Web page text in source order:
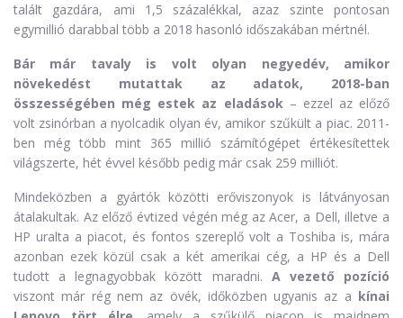
talált gazdára, ami 1,5 százalékkal, azaz szinte pontosan
egymillió darabbal több a 2018 hasonló időszakában mértnél.
Bár már tavaly is volt olyan negyedév, amikor
növekedést mutattak az adatok, 2018-ban
összességében még estek az eladások– ezzel az előző
volt zsinórban a nyolcadik olyan év, amikor szűkült a piac. 2011-
ben még több mint 365 millió számítógépet értékesítettek
világszerte, hét évvel később pedig már csak 259 milliót.
Mindeközben a gyártók közötti erőviszonyok is látványosan
átalakultak. Az előző évtized végén még az Acer, a Dell, illetve a
HP uralta a piacot, és fontos szereplő volt a Toshiba is, mára
azonban ezek közül csak a két amerikai cég, a HP és a Dell
tudott a legnagyobbak között maradni. A vezető pozíció
viszont már rég nem az övék, időközben ugyanis az a kínai